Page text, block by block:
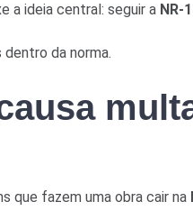
a ideia central: seguir a NR-
da norma.
que fazem uma obra cair na